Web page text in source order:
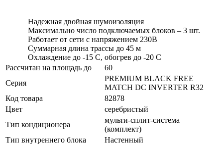
Надежная двойная шумоизоляция
Максимально число подключаемых блоков – 3 шт.
Работает от сети с напряжением 230В
Суммарная длина трассы до 45 м
Охлаждение до -15 C, обогрев до -20 C
Рассчитан на площадь до
60
Серия
PREMIUM BLACK FREE
MATCH DC INVERTER R32
Код товара
82878
Цвет
серебристый
Тип кондиционера
мульти-сплит-система
(комплект)
Тип внутреннего блока
Настенный